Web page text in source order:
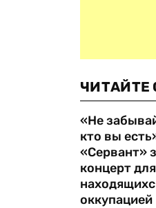
«Не
кто вы
«Сервант»
концерт
оккупацией